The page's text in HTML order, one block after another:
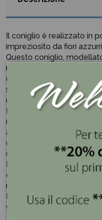
Il coniglio è realizzato in
impreziosito da fiori
Questo coniglio,
rappresenta
dell'animale. I fiori azzurri
superficie del coniglio
un tocco di colore e
La combinazione di
un contrasto delicato e
all'articolo un aspetto
di decorazione è perfetto
dolcezza e freschezza a
Il coniglio in porcellana
essere utilizzato come
mensola, un tavolino o
tocco di eleganza e
vitale.